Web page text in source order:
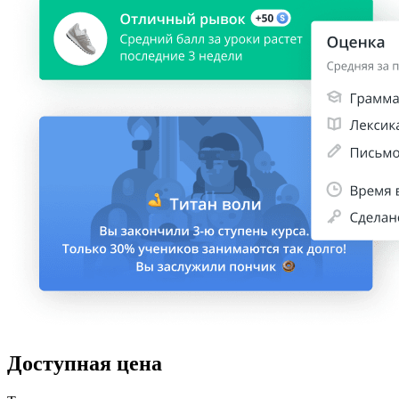
Доступная цена